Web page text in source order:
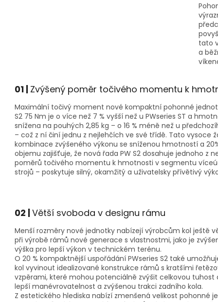
tato
a
01 | Zvýšený poměr točivého momentu k
Maximální točivý moment nové kompaktní pohonné
S2 75 Nm je o více než 7 % vyšší než u PWseries ST a
snížena na pouhých 2,85 kg – o 16 % méně než u
– což z ní činí jednu z nejlehčích ve své třídě. Tato vysoce
kombinace zvýšeného výkonu se sníženou hmotností a
objemu zajišťuje, že nová řada PW S2 dosahuje jednoho z
poměrů točivého momentu k hmotnosti v segmentu
strojů – poskytuje silný, okamžitý a uživatelsky přívětivý
02 |Větší svoboda v designu rámu
Menší rozměry nové jednotky nabízejí výrobcům kol ještě
při výrobě rámů nové generace s vlastnostmi, jako je
výška pro lepší výkon v technickém terénu.
O 20 % kompaktnější uspořádání PWseries S2 také
kol vyvinout idealizované konstrukce rámů s kratšími
vzpěrami, které mohou potenciálně zvýšit celkovou tuhost
lepší manévrovatelnost a zvýšenou trakci zadního kola.
Z estetického hlediska nabízí zmenšená velikost pohonné